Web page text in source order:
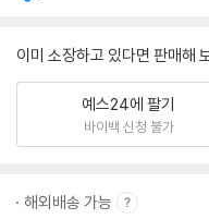
이미 소장하고 있다면 판매해
예스24에 팔기
바이백 신청 불가
해외배송 가능